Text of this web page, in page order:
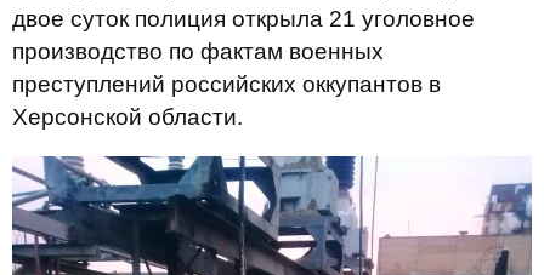
двое суток полиция открыла 21 уголовное
производство по фактам военных
преступлений российских оккупантов в
Херсонской области.